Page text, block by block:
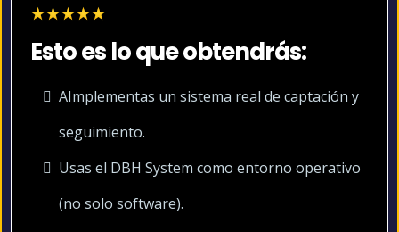
Esto es lo que obtendrás:
AImplementas un sistema real de captación y
seguimiento.
Usas el DBH System como entorno operativo
(no solo software).